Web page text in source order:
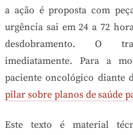
a ação é proposta com
urgência sai em 24 a 72
desdobramento. O
imediatamente. Para a
paciente oncológico diante
pilar sobre planos de saúde
Este texto é material